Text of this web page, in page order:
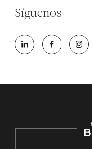
301-581-1400 o correo
Marriott International
oportunidades que
E-Verify Inglés/
Derecho a
Síguenos